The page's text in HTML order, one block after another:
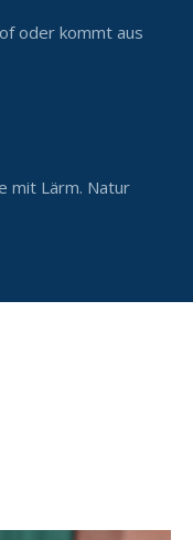
oder kommt aus
mit Lärm. Natur